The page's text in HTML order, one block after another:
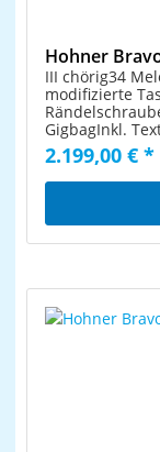
Hohner
III chörig34
modifizierte
GigbagInkl.
2.199,00 € *